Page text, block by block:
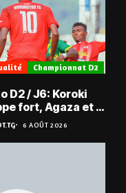
Championnat D2
D2 / J6: Koroki
fort, Agaza et la
assurent,
avant Sara
Doumbé FC
6 AOÛT 2026